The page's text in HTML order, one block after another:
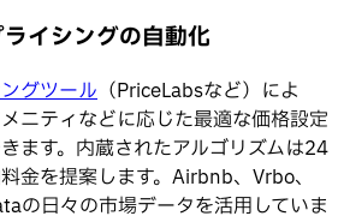
イシングの自動化
グツール （PriceLabsなど）によ
ニティなどに応じた最適な価格設定
ます。内蔵されたアルゴリズムは24
金を提案します。Airbnb、Vrbo、
の日々の市場データを活用していま